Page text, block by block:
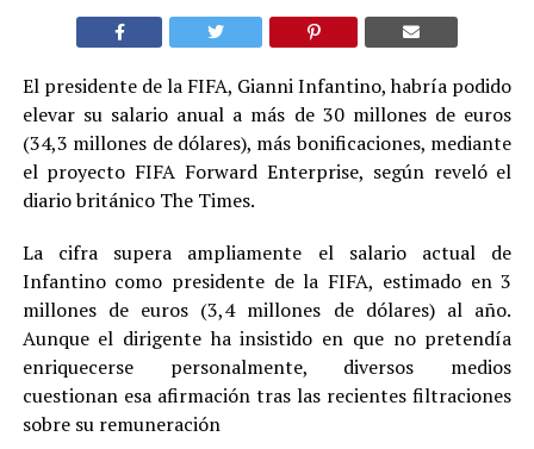
El presidente de la FIFA, Gianni Infantino, habría podido
elevar su salario anual a más de 30 millones de euros
(34,3 millones de dólares), más bonificaciones, mediante
el proyecto FIFA Forward Enterprise, según reveló el
diario británico The Times.
La cifra supera ampliamente el salario actual de
Infantino como presidente de la FIFA, estimado en 3
millones de euros (3,4 millones de dólares) al año.
Aunque el dirigente ha insistido en que no pretendía
enriquecerse personalmente, diversos medios
cuestionan esa afirmación tras las recientes filtraciones
sobre su remuneración